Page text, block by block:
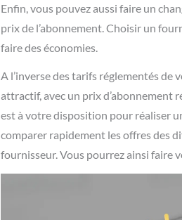
Enfin, vous pouvez aussi faire un
prix de l’abonnement. Choisir un
faire des économies.
A l’inverse destarifs réglementés de
attractif, avec un prix d’abonnement
està votre disposition pour réaliser
comparer rapidement les offres des
fournisseur. Vous pourrez ainsi faire